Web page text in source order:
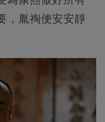
，胤祹便安安靜